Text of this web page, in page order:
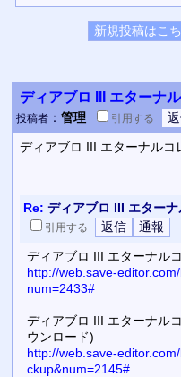
ディアブロ III エターナ
投稿者： 管理 引用する
ディアブロ III エターナルコ
Re: ディアブロ III エター
引用する
ディアブロ III エターナル
http://web.save-
num=2433#
ディアブロ III エターナル
ウンロード)
http://web.save-
ckup&num=2145#